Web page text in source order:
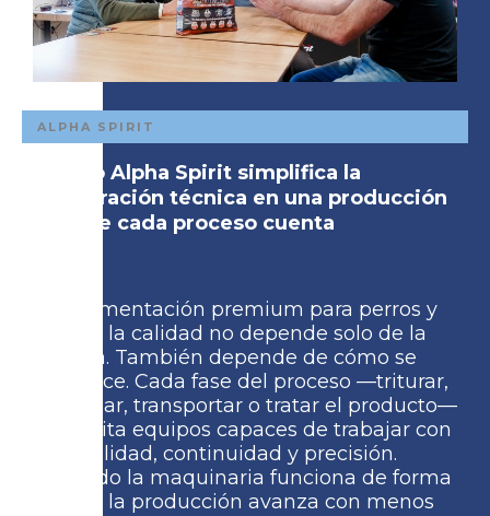
ALPHA SPIRIT
Cómo Alpha Spirit simplifica la
integración técnica en una producción
donde cada proceso cuenta
En alimentación premium para perros y
gatos, la calidad no depende solo de la
receta. También depende de cómo se
produce. Cada fase del proceso —triturar,
mezclar, transportar o tratar el producto—
necesita equipos capaces de trabajar con
estabilidad, continuidad y precisión.
Cuando la maquinaria funciona de forma
fiable, la producción avanza con menos